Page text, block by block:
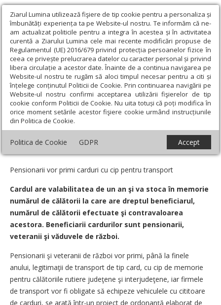
Ziarul Lumina utilizează fişiere de tip cookie pentru a personaliza și
îmbunătăți experiența ta pe Website-ul nostru. Te informăm că ne-
am actualizat politicile pentru a integra în acestea și în activitatea
curentă a Ziarului Lumina cele mai recente modificări propuse de
Regulamentul (UE) 2016/679 privind protecția persoanelor fizice în
ceea ce privește prelucrarea datelor cu caracter personal și privind
libera circulație a acestor date. Înainte de a continua navigarea pe
Website-ul nostru te rugăm să aloci timpul necesar pentru a citi și
înțelege conținutul Politicii de Cookie. Prin continuarea navigării pe
Website-ul nostru confirmi acceptarea utilizării fişierelor de tip
cookie conform Politicii de Cookie. Nu uita totuși că poți modifica în
orice moment setările acestor fişiere cookie urmând instrucțiunile
din Politica de Cookie.
Politica de Cookie GDPR Accept
Ziarul Lumina › Actualitate religioasă › Știri › Actualitate: Pentru
cursele rutiere judeţene şi intrajudeţene
Actualitate: Pentru cursele rutiere
judeţene şi intrajudeţene
Un articol de:Bogdan Cronţ
Pensionarii vor primi carduri cu cip pentru transport
Cardul are valabilitatea de un an şi va stoca în memorie
numărul de călătorii la care are dreptul beneficiarul,
numărul de călătorii efectuate şi contravaloarea
acestora. Beneficiarii cardurilor sunt pensionarii,
veteranii şi văduvele de război.
Pensionarii şi veteranii de război vor primi, până la finele
anului, legitimaţii de transport de tip card, cu cip de memorie
pentru călătoriile rutiere judeţene şi interjudeţene, iar firmele
de transport vor fi obligate să echipeze vehiculele cu cititoare
de carduri, se arată într-un proiect de ordonanţă elaborat de